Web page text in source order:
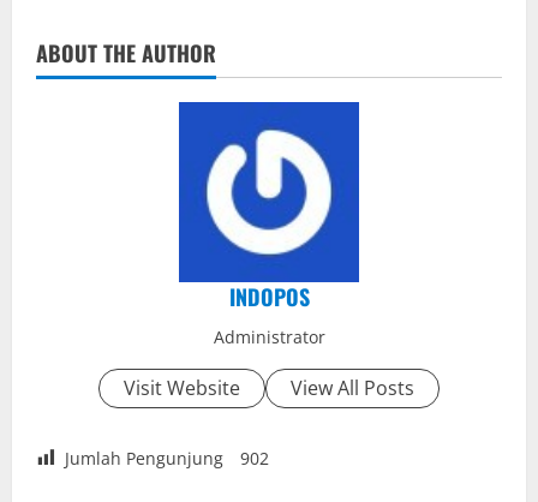
ABOUT THE AUTHOR
INDOPOS
Administrator
Visit Website View All Posts
Jumlah Pengunjung 902